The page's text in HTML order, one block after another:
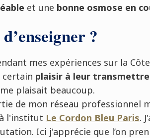
et une bonne osmose en
?
mes expériences sur la
certain plaisir à leur transmettre
plaisait beaucoup.
de mon réseau professionnel
l'institut Le Cordon Bleu Paris.
Ici j'apprécie que l’on